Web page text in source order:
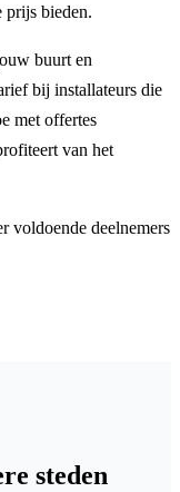
prijs bieden.
buurt en
bij installateurs die
met offertes
van het
voldoende deelnemers
steden